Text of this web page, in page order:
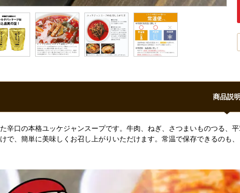
商品説明
辛口の本格ユッケジャンスープです。牛肉、ねぎ、さつまいものつる
で、簡単に美味しくお召し上がりいただけます。常温で保存できるのも、